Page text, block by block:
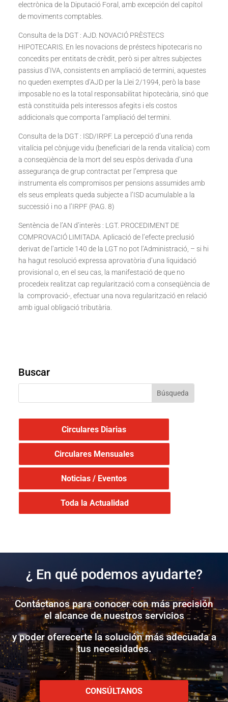
electrònica de la Diputació Foral, amb excepción del capítol
de moviments comptables.
Consulta de la DGT : AJD. NOVACIÓ PRÈSTECS
HIPOTECARIS. En les novacions de préstecs hipotecaris no
concedits per entitats de crèdit, però si per altres subjectes
passius d’IVA, consistents en ampliació de termini, aquestes
no queden exemptes d’AJD per la Llei 2/1994, però la base
imposable no es la total responsabilitat hipotecària, sinó que
està constituïda pels interessos afegits i els costos
addicionals que comporta l’ampliació del termini.
Consulta de la DGT : ISD/IRPF. La percepció d’una renda
vitalícia pel cònjuge vidu (beneficiari de la renda vitalícia) com
a conseqüència de la mort del seu espòs derivada d’una
assegurança de grup contractat per l’empresa que
instrumenta els compromisos per pensions assumides amb
els seus empleats queda subjecte a l’ISD acumulable a la
successió i no a l’IRPF (PAG. 8)
Sentència de l’AN d’interès : LGT. PROCEDIMENT DE
COMPROVACIÓ LIMITADA. Aplicació de l’efecte preclusió
derivat de l’article 140 de la LGT no pot l’Administració, – si hi
ha hagut resolució expressa aprovatòria d’una liquidació
provisional o, en el seu cas, la manifestació de que no
procedeix realitzat cap regularització com a conseqüència de
la comprovació-, efectuar una nova regularització en relació
amb igual obligació tributària.
Buscar
Circulares Diarias
Circulares Mensuales
Noticias / Eventos
Toda la Actualidad
¿ En qué podemos ayudarte?
Contáctanos para conocer con más precisión
el alcance de nuestros servicios
y poder oferecerte la solución más adecuada a
tus necesidades.
CONSÚLTANOS